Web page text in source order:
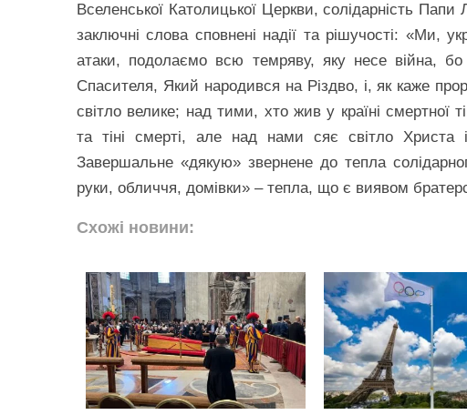
Вселенської Католицької Церкви, солідарність
заключні слова сповнені надії та рішучості: «Ми,
атаки, подолаємо всю темряву, яку несе війна,
Спасителя, Який народився на Різдво, і, як каже
світло велике; над тими, хто жив у країні смертної
та тіні смерті, але над нами сяє світло Христа
Завершальне «дякую» звернене до тепла
руки, обличчя, домівки» – тепла, що є виявом
Схожі новини: